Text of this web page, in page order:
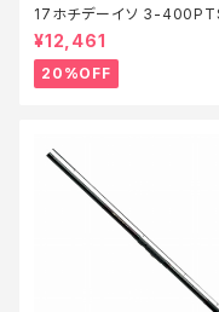
17ホチデーイソ 3-
【特価ロッド】【20】
¥12,461
20%OFF